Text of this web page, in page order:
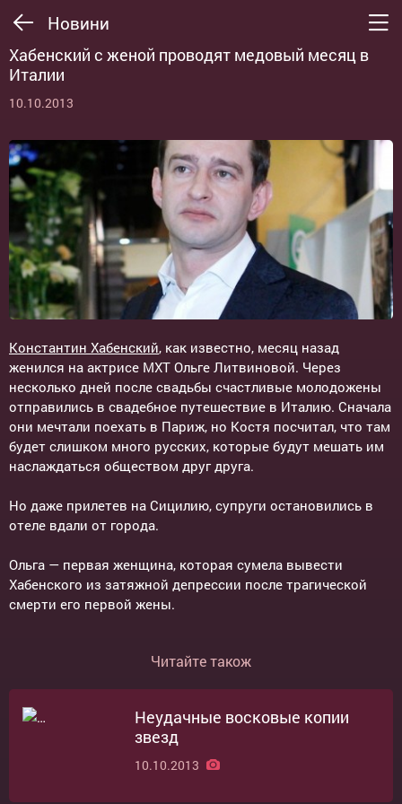
Новини
Хабенский с женой проводят медовый месяц в
Италии
10.10.2013
Константин Хабенский, как известно, месяц назад
женился на актрисе МХТ Ольге Литвиновой. Через
несколько дней после свадьбы счастливые молодожены
отправились в свадебное путешествие в Италию. Сначала
они мечтали поехать в Париж, но Костя посчитал, что там
будет слишком много русских, которые будут мешать им
наслаждаться обществом друг друга.
Но даже прилетев на Сицилию, супруги остановились в
отеле вдали от города.
Ольга — первая женщина, которая сумела вывести
Хабенского из затяжной депрессии после трагической
смерти его первой жены.
Читайте також
Неудачные восковые копии
звезд
10.10.2013